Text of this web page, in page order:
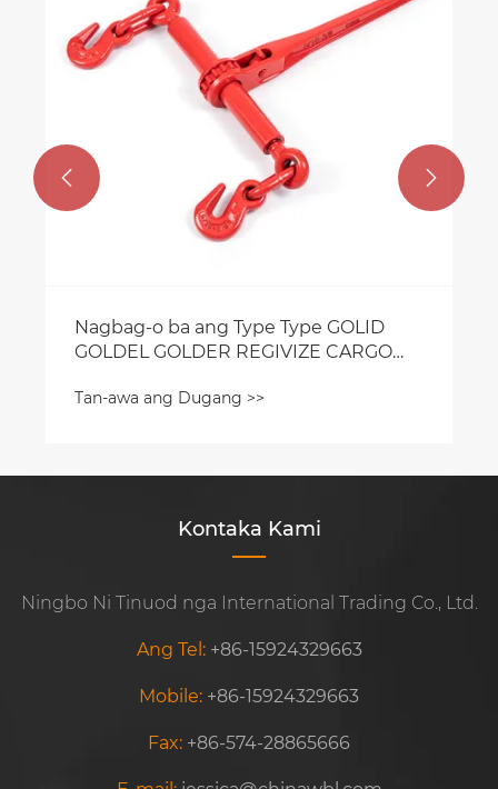
Nagbag-o ba ang Type Type GOLID
GOLDEL GOLDER REGIVIZE CARGO
Tan-awa ang Dugang >>
 
Kontaka Kami
Ningbo Ni Tinuod nga International Trading Co., Ltd.
Ang Tel: +86-15924329663
Mobile: +86-15924329663
Fax: +86-574-28865666